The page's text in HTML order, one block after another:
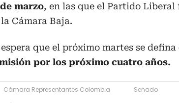
de marzo, en las que el Partido
Cámara Baja.
espera que el próximo martes se defina
por los próximo cuatro años.
Cámara Representantes Colombia Senado